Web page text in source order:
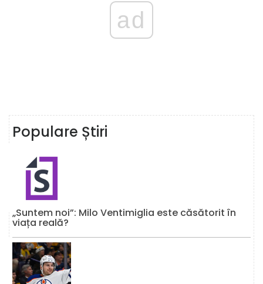
ad
Populare Știri
„Suntem noi”: Milo Ventimiglia este căsătorit în
viața reală?